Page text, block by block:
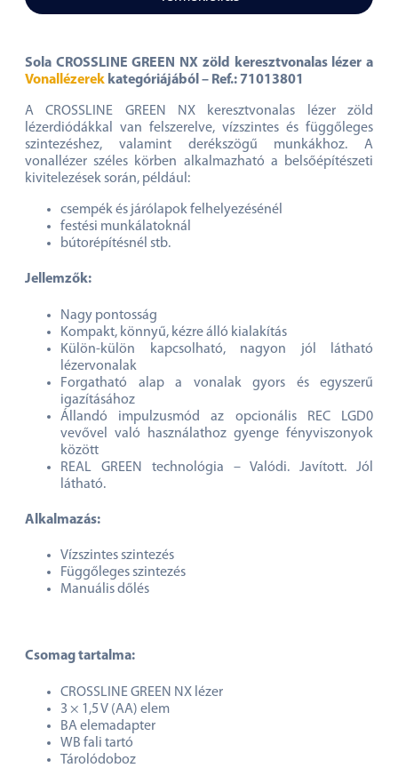
Sola CROSSLINE GREEN NX zöld keresztvonalas lézer a
Vonallézerek kategóriájából – Ref.: 71013801
A CROSSLINE GREEN NX keresztvonalas lézer zöld
lézerdiódákkal van felszerelve, vízszintes és függőleges
szintezéshez, valamint derékszögű munkákhoz. A
vonallézer széles körben alkalmazható a belsőépítészeti
kivitelezések során, például:
csempék és járólapok felhelyezésénél
festési munkálatoknál
bútorépítésnél stb.
Jellemzők:
Nagy pontosság
Kompakt, könnyű, kézre álló kialakítás
Külön-külön kapcsolható, nagyon jól látható
lézervonalak
Forgatható alap a vonalak gyors és egyszerű
igazításához
Állandó impulzusmód az opcionális REC LGD0
vevővel való használathoz gyenge fényviszonyok
között
REAL GREEN technológia – Valódi. Javított. Jól
látható.
Alkalmazás:
Vízszintes szintezés
Függőleges szintezés
Manuális dőlés
Csomag tartalma:
CROSSLINE GREEN NX lézer
3 × 1,5 V (AA) elem
BA elemadapter
WB fali tartó
Tárolódoboz